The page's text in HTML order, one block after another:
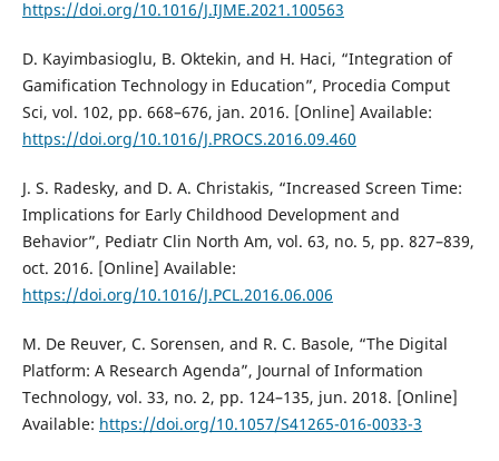
https://doi.org/10.1016/J.IJME.2021.100563
D. Kayimbasioglu, B. Oktekin, and H. Haci, “Integration of
Gamification Technology in Education”, Procedia Comput
Sci, vol. 102, pp. 668–676, jan. 2016. [Online] Available:
https://doi.org/10.1016/J.PROCS.2016.09.460
J. S. Radesky, and D. A. Christakis, “Increased Screen Time:
Implications for Early Childhood Development and
Behavior”, Pediatr Clin North Am, vol. 63, no. 5, pp. 827–839,
oct. 2016. [Online] Available:
https://doi.org/10.1016/J.PCL.2016.06.006
M. De Reuver, C. Sorensen, and R. C. Basole, “The Digital
Platform: A Research Agenda”, Journal of Information
Technology, vol. 33, no. 2, pp. 124–135, jun. 2018. [Online]
Available: https://doi.org/10.1057/S41265-016-0033-3